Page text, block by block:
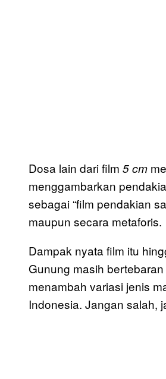
Dosa lain dari film 5 cm
menggambarkan
sebagai “film pendakian
maupun secara metaforis.
Dampak nyata film itu
Gunung masih
menambah variasi jenis
Indonesia. Jangan salah,